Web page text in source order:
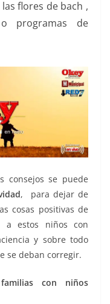
flores de bach ,
programas de
consejos se puede
, para dejar de
cosas positivas de
a estos niños con
y sobre todo
se deban corregir.
con niños